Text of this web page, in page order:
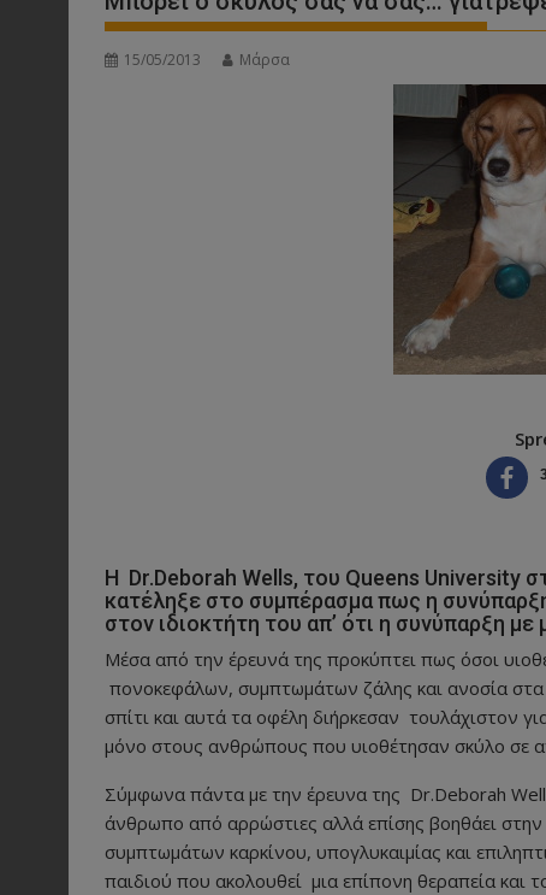
15/05/2013 Μάρσα
Η Dr.Deborah Wells, του Queens University
κατέληξε στο συμπέρασμα πως η
στον ιδιοκτήτη του απ’ ότι η συνύπαρξη με
Μέσα από την έρευνά της προκύπτει πως όσοι
πονοκεφάλων, συμπτωμάτων ζάλης και ανοσία
σπίτι και αυτά τα οφέλη διήρκεσαν τουλάχιστον
μόνο στους ανθρώπους που υιοθέτησαν σκύλο σε
Σύμφωνα πάντα με την έρευνα της Dr.Deborah
άνθρωπο από αρρώστιες αλλά επίσης βοηθάει
συμπτωμάτων καρκίνου, υπογλυκαιμίας και
παιδιού που ακολουθεί μια επίπονη θεραπεία και